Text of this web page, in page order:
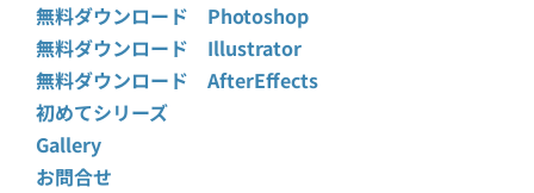
無料ダウンロード Photoshop
無料ダウンロード Illustrator
無料ダウンロード AfterEffects
初めてシリーズ
Gallery
お問合せ